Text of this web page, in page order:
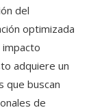
del
optimizada
adquiere un
que buscan
de